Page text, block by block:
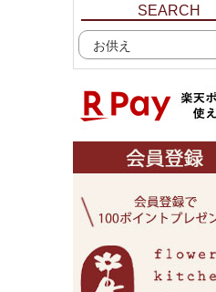
SEARCH